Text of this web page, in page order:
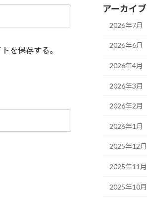
を保存する。
アーカイブ
2026年7月
2026年6月
2026年4月
2026年3月
2026年2月
2026年1月
2025年12月
2025年11月
2025年10月